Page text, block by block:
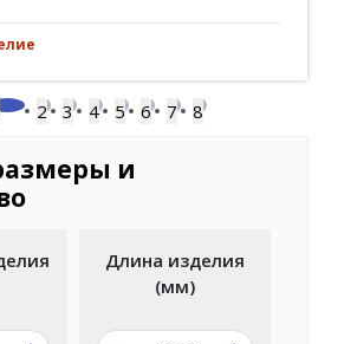
2 3 4 5 6 7 8
и
Длина изделия
(мм)